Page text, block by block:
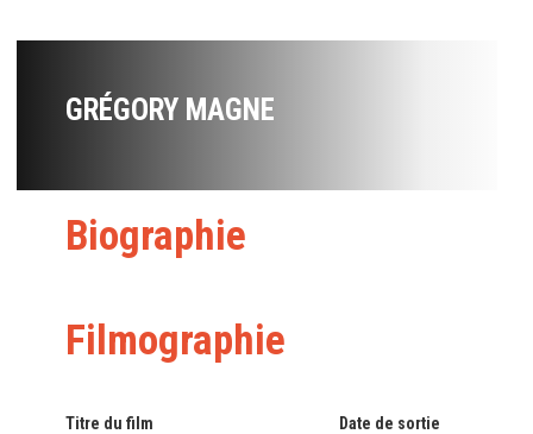
GRÉGORY MAGNE
Biographie
Filmographie
Titre du film Date de sortie